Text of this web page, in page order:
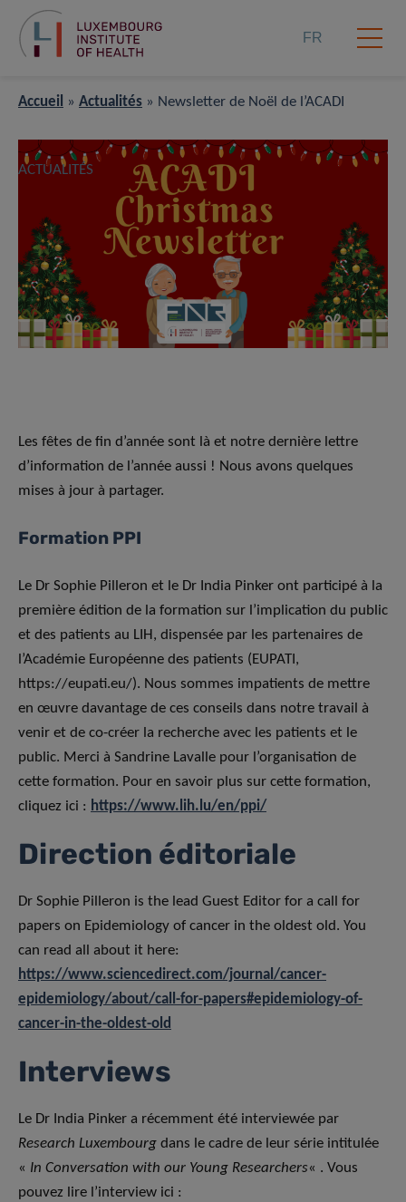
FR
Accueil » Actualités » Newsletter de Noël de l’ACADI
ACTUALITÉS
Les fêtes de fin d’année sont là et notre dernière lettre
d’information de l’année aussi ! Nous avons quelques
mises à jour à partager.
Formation PPI
Le Dr Sophie Pilleron et le Dr India Pinker ont participé à la
première édition de la formation sur l’implication du public
et des patients au LIH, dispensée par les partenaires de
l’Académie Européenne des patients (EUPATI,
https://eupati.eu/). Nous sommes impatients de mettre
en œuvre davantage de ces conseils dans notre travail à
venir et de co-créer la recherche avec les patients et le
public. Merci à Sandrine Lavalle pour l’organisation de
cette formation. Pour en savoir plus sur cette formation,
cliquez ici : https://www.lih.lu/en/ppi/
Direction éditoriale
Dr Sophie Pilleron is the lead Guest Editor for a call for
papers on Epidemiology of cancer in the oldest old. You
can read all about it here:
https://www.sciencedirect.com/journal/cancer-
epidemiology/about/call-for-papers#epidemiology-of-
cancer-in-the-oldest-old
Interviews
Le Dr India Pinker a récemment été interviewée par
Research Luxembourg dans le cadre de leur série intitulée
« In Conversation with our Young Researchers« . Vous
pouvez lire l’interview ici :